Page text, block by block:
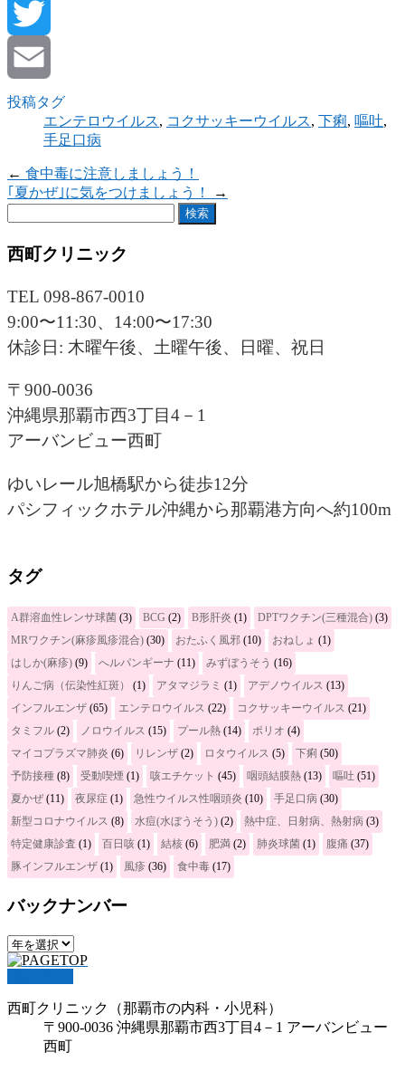
Facebook
Twitter
Email
投稿タグ
エンテロウイルス, コクサッキーウイルス, 下痢, 嘔吐,
手足口病
← 食中毒に注意しましょう！
｢夏かぜ｣に気をつけましょう！
→
西町クリニック
TEL 098-867-0010
9:00〜11:30、14:00〜17:30
休診日: 木曜午後、土曜午後、日曜、祝日
〒900-0036
沖縄県那覇市西3丁目4－1
アーバンビュー西町
ゆいレール旭橋駅から徒歩12分
パシフィックホテル沖縄から那覇港方向へ約100m
タグ
A群溶血性レンサ球菌 (3) BCG (2) B形肝炎 (1) DPTワクチン(三種混合) (3)
MRワクチン(麻疹風疹混合) (30) おたふく風邪 (10) おねしょ (1)
はしか(麻疹) (9) へルパンギーナ (11) みずぼうそう (16)
りんご病（伝染性紅斑）
(1) アタマジラミ (1) アデノウイルス (13)
インフルエンザ (65) エンテロウイルス (22) コクサッキーウイルス (21)
タミフル (2) ノロウイルス (15) プール熱 (14) ポリオ (4)
マイコプラズマ肺炎 (6) リレンザ (2) ロタウイルス (5) 下痢 (50)
予防接種 (8) 受動喫煙 (1) 咳エチケット (45) 咽頭結膜熱 (13) 嘔吐 (51)
夏かぜ(11) 夜尿症 (1) 急性ウイルス性咽頭炎 (10) 手足口病 (30)
新型コロナウイルス (8) 水痘(水ぼうそう) (2) 熱中症、日射病、熱射病 (3)
特定健康診査 (1) 百日咳 (1) 結核 (6) 肥満 (2) 肺炎球菌 (1) 腹痛 (37)
豚インフルエンザ (1) 風疹 (36) 食中毒 (17)
バックナンバー
西町クリニック（那覇市の内科・小児科）
〒900-0036 沖縄県那覇市西3丁目4－1 アーバンビュー
西町